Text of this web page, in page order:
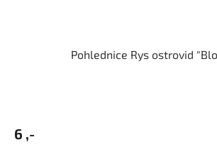
Pohlednice Rys ostrovid
6 ,-